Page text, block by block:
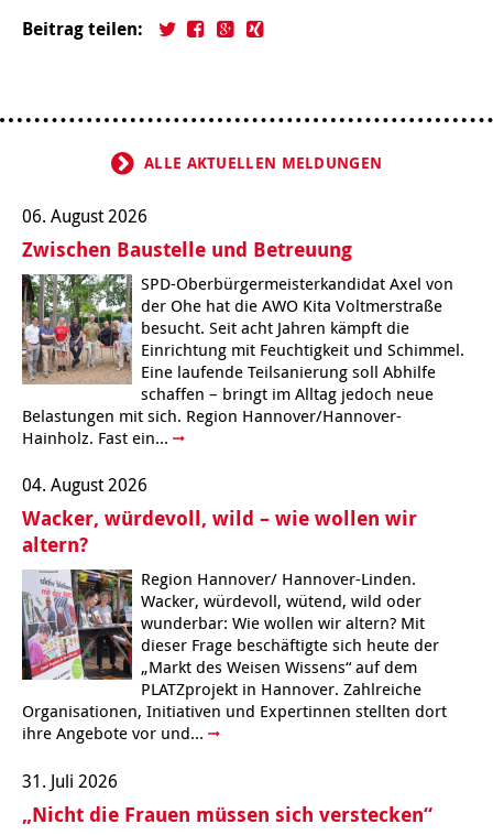
Kindertagesstätte Johannes-Lau-Hof
Familienzentrum
Kindertagesstätte Petermannstraße /
Familienzentrum
Kindertagesstätte Pfarrlandplatz
Kindertagesstätte Rosenbergstraße
Kindertagesstätte Schneiderberg
Kindertagesstätte Sylter Weg
Kindertagesstätte Tresckowstraße
Kindertagesstätte Voltmerstraße
Kindertagesstätte Herbartstraße
Familienzentrum
Kindertagesstätte Klaus-Müller-Kilian-Weg /
“Mäuseburg” / Familienzentrum
Kindertagesstätte König-Ludwig-Straße
Kindertagesstätte Langes Feld “Deisterspatzen”
Offene Sprach-Sprechstunde
Kindertagesstätte Moorlilienweg /
Kindertagesstätte Mühenkamp / Familienzentrum
Kindertagesstätte Petermannstraße /
Familienzentrum
Kindertagesstätte Pfarrlandplatz
Kindertagesstätte Rosenbergstraße
Beitrag teilen:
ALLE AKTUELLEN MELDUNGEN
06. August 2026
Zwischen Baustelle und Betreuung
SPD-Oberbürgermeisterkandidat Axel von
der Ohe hat die AWO Kita Voltmerstraße
besucht. Seit acht Jahren kämpft die
Einrichtung mit Feuchtigkeit und Schimmel.
Eine laufende Teilsanierung soll Abhilfe
schaffen – bringt im Alltag jedoch neue
Belastungen mit sich. Region Hannover/Hannover-
Hainholz. Fast ein...
04. August 2026
Wacker, würdevoll, wild – wie wollen wir
altern?
Region Hannover/ Hannover-Linden.
Wacker, würdevoll, wütend, wild oder
wunderbar: Wie wollen wir altern? Mit
dieser Frage beschäftigte sich heute der
„Markt des Weisen Wissens“ auf dem
PLATZprojekt in Hannover. Zahlreiche
Organisationen, Initiativen und Expertinnen stellten dort
ihre Angebote vor und...
31. Juli 2026
„Nicht die Frauen müssen sich verstecken“